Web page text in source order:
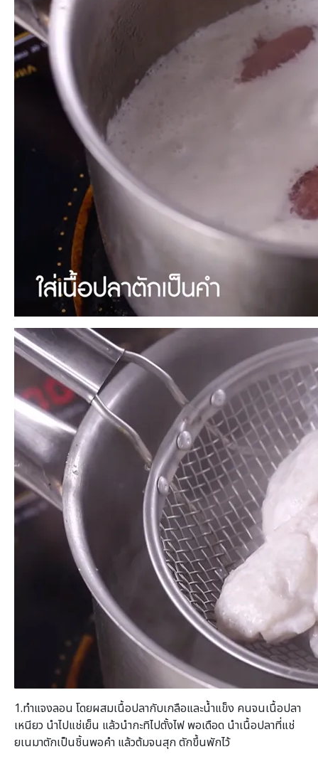
1.ทำแจงลอน โดยผสมเนื้อปลากับเกลือและน้ำแข็ง คนจนเนื้อปลา
เหนียว นำไปแช่เย็น แล้วนำกะทิไปตั้งไฟ พอเดือด นำเนื้อปลาที่แช่
ยเนมาตักเป็นชิ้นพอคำ แล้วต้มจนสุก ตักขึ้นพักไว้